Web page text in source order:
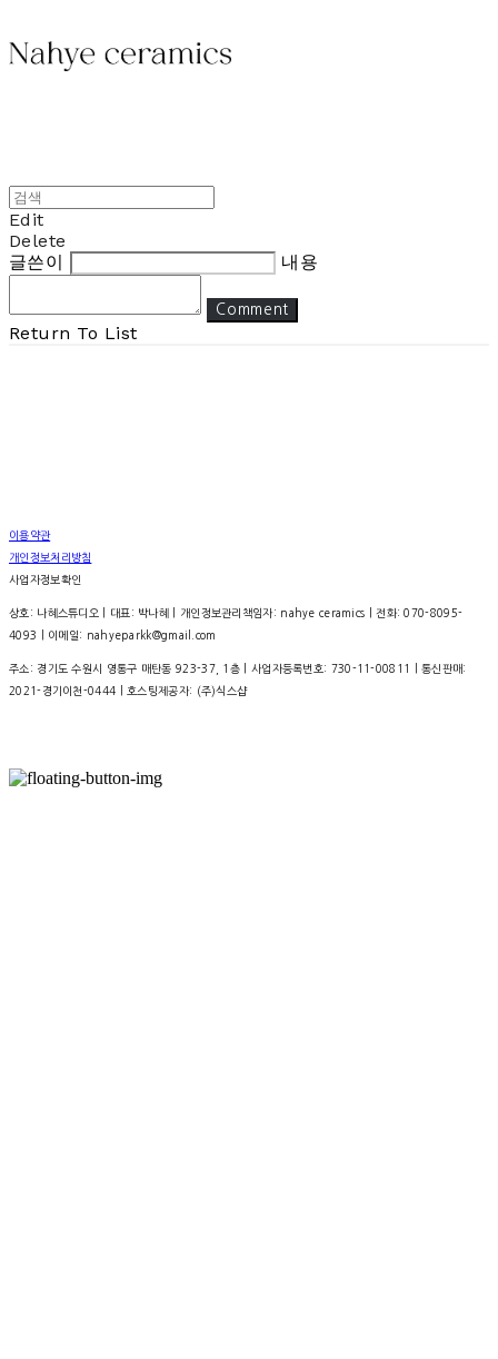
Edit
Delete
글쓴이
내용
Comment
Return To List
이용약관
개인정보처리방침
사업자정보확인
상호: 나혜스튜디오 | 대표: 박나혜 | 개인정보관리책임자: nahye ceramics | 전화: 070-8095-
4093 | 이메일: nahyeparkk@gmail.com
주소: 경기도 수원시 영통구 매탄동 923-37, 1층 | 사업자등록번호: 730-11-00811
| 통신판매:
2021-경기이천-0444 | 호스팅제공자: (주)식스샵